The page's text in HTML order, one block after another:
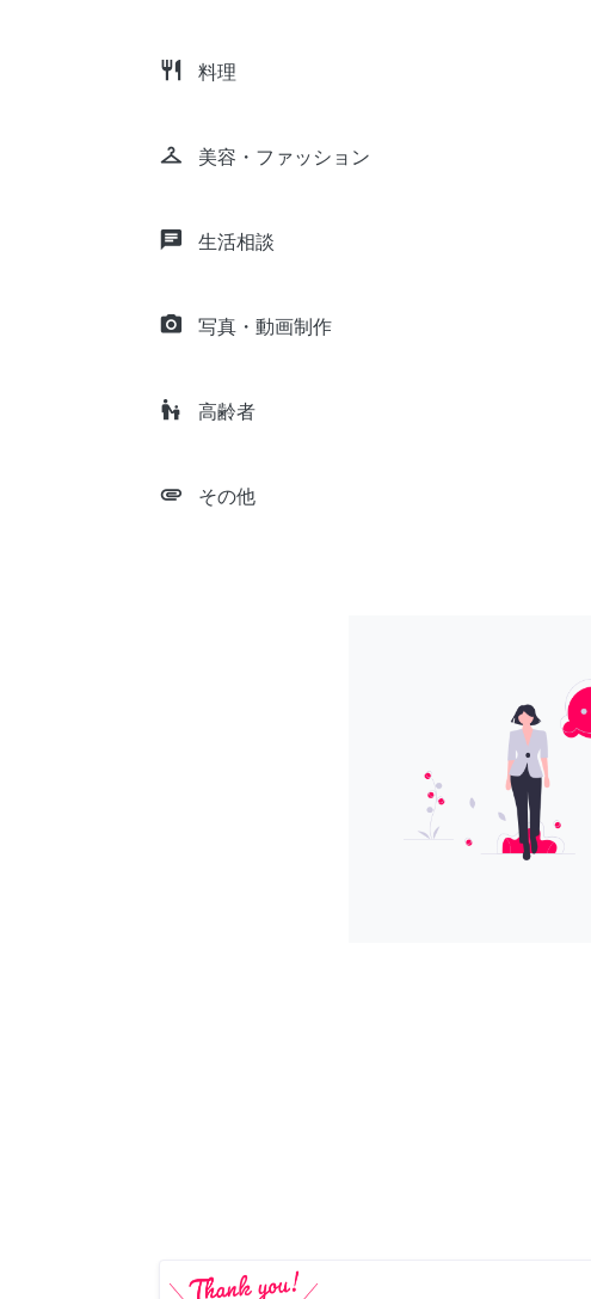
restaurant 料理
checkroom 美容・ファッション
chat 生活相談
camera_alt 写真・動画制作
escalator_warning 高齢者
attachment その他